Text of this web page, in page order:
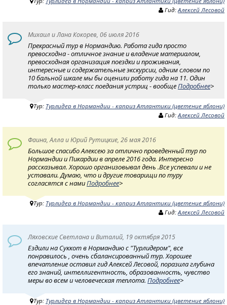
Гид:Алексей Лесовой
Михаил и Лана Кокорев, 06 июля 2016
Прекрасный тур в Нормандию. Работа гида просто
превосходна - отличное знание и владение материалом,
превосходная организация поездки и проживания,
интересные и содержательные экскурсии, одним словом по
10 бальной шкале мы бы оценили работу гида на 11. Один
только мастер-класс поедания устриц - вообщеПодробнее>
Тур: Турлидер в Нормандии - каприз Атлантики (цветение яблони)
Гид:Алексей Лесовой
Фаина, Алла и Юрий Рутицкие, 26 мая 2016
Большое спасибо Алексею за отлично проведенный тур по
Нормандии и Пикардии в апреле 2016 года. Интересно
рассказывал. Хорошо организовывал день .Все успевали и не
уставали. Думаю, что и другие товарищи по туру
согласятся с намиПодробнее>
Тур: Турлидер в Нормандии - каприз Атлантики (цветение яблони)
Гид:Алексей Лесовой
Ляховские Светлана и Виталий, 19 октября 2015
Ездили на Суккот в Нормандию с "Турлидером", все
понравилось , очень сбалансированный тур. Хорошее
впечатление оставил гид Алексей Лесовой, поразила глубина
его знаний, интеллигентность, образованность, чувство
меры во всем и человеческая теплота. Подробнее>
Тур: Турлидер в Нормандии - каприз Атлантики (цветение яблони)